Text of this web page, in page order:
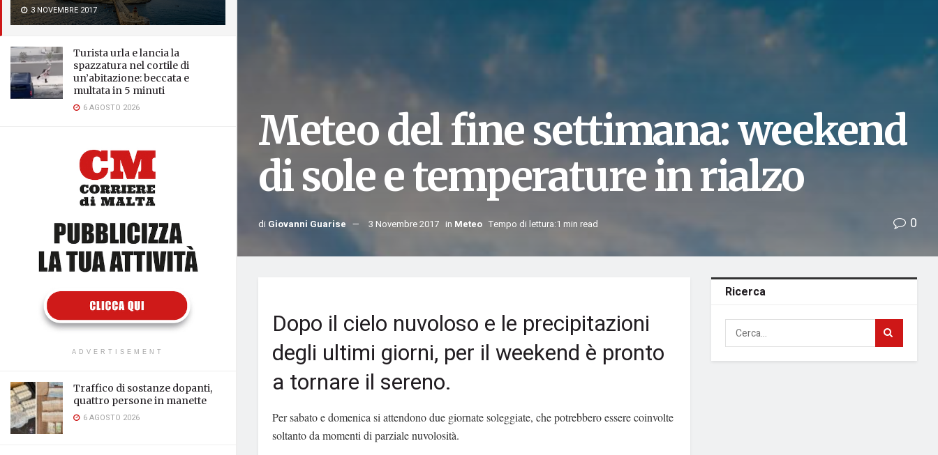
3 NOVEMBRE 2017
Turista urla e lancia la
spazzatura nel cortile di
un’abitazione: beccata e
multata in 5 minuti
6 AGOSTO 2026
ADVERTISEMENT
Traffico di sostanze dopanti,
quattro persone in manette
6 AGOSTO 2026
Meteo del fine settimana: weekend
di sole e temperature in rialzo
di Giovanni Guarise 3 Novembre 2017 in Meteo Tempo di lettura:1 min read 0
Dopo il cielo nuvoloso e le precipitazioni
degli ultimi giorni, per il weekend è pronto
a tornare il sereno.
Per sabato e domenica si attendono due giornate soleggiate, che potrebbero essere coinvolte
soltanto da momenti di parziale nuvolosità.
Ricerca